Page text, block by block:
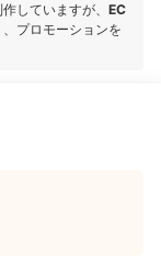
していますが、 EC
、プロモーションを